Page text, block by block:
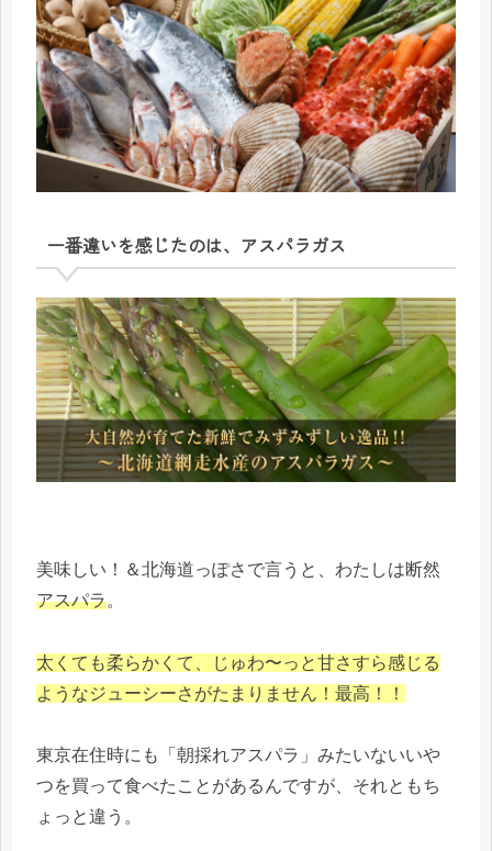
一番違いを感じたのは、アスパラガス
美味しい！＆北海道っぽさで言うと、わたしは断然
アスパラ。
太くても柔らかくて、じゅわ〜っと甘さすら感じる
ようなジューシーさがたまりません！最高！！
東京在住時にも「朝採れアスパラ」みたいないいや
つを買って食べたことがあるんですが、それともち
ょっと違う。